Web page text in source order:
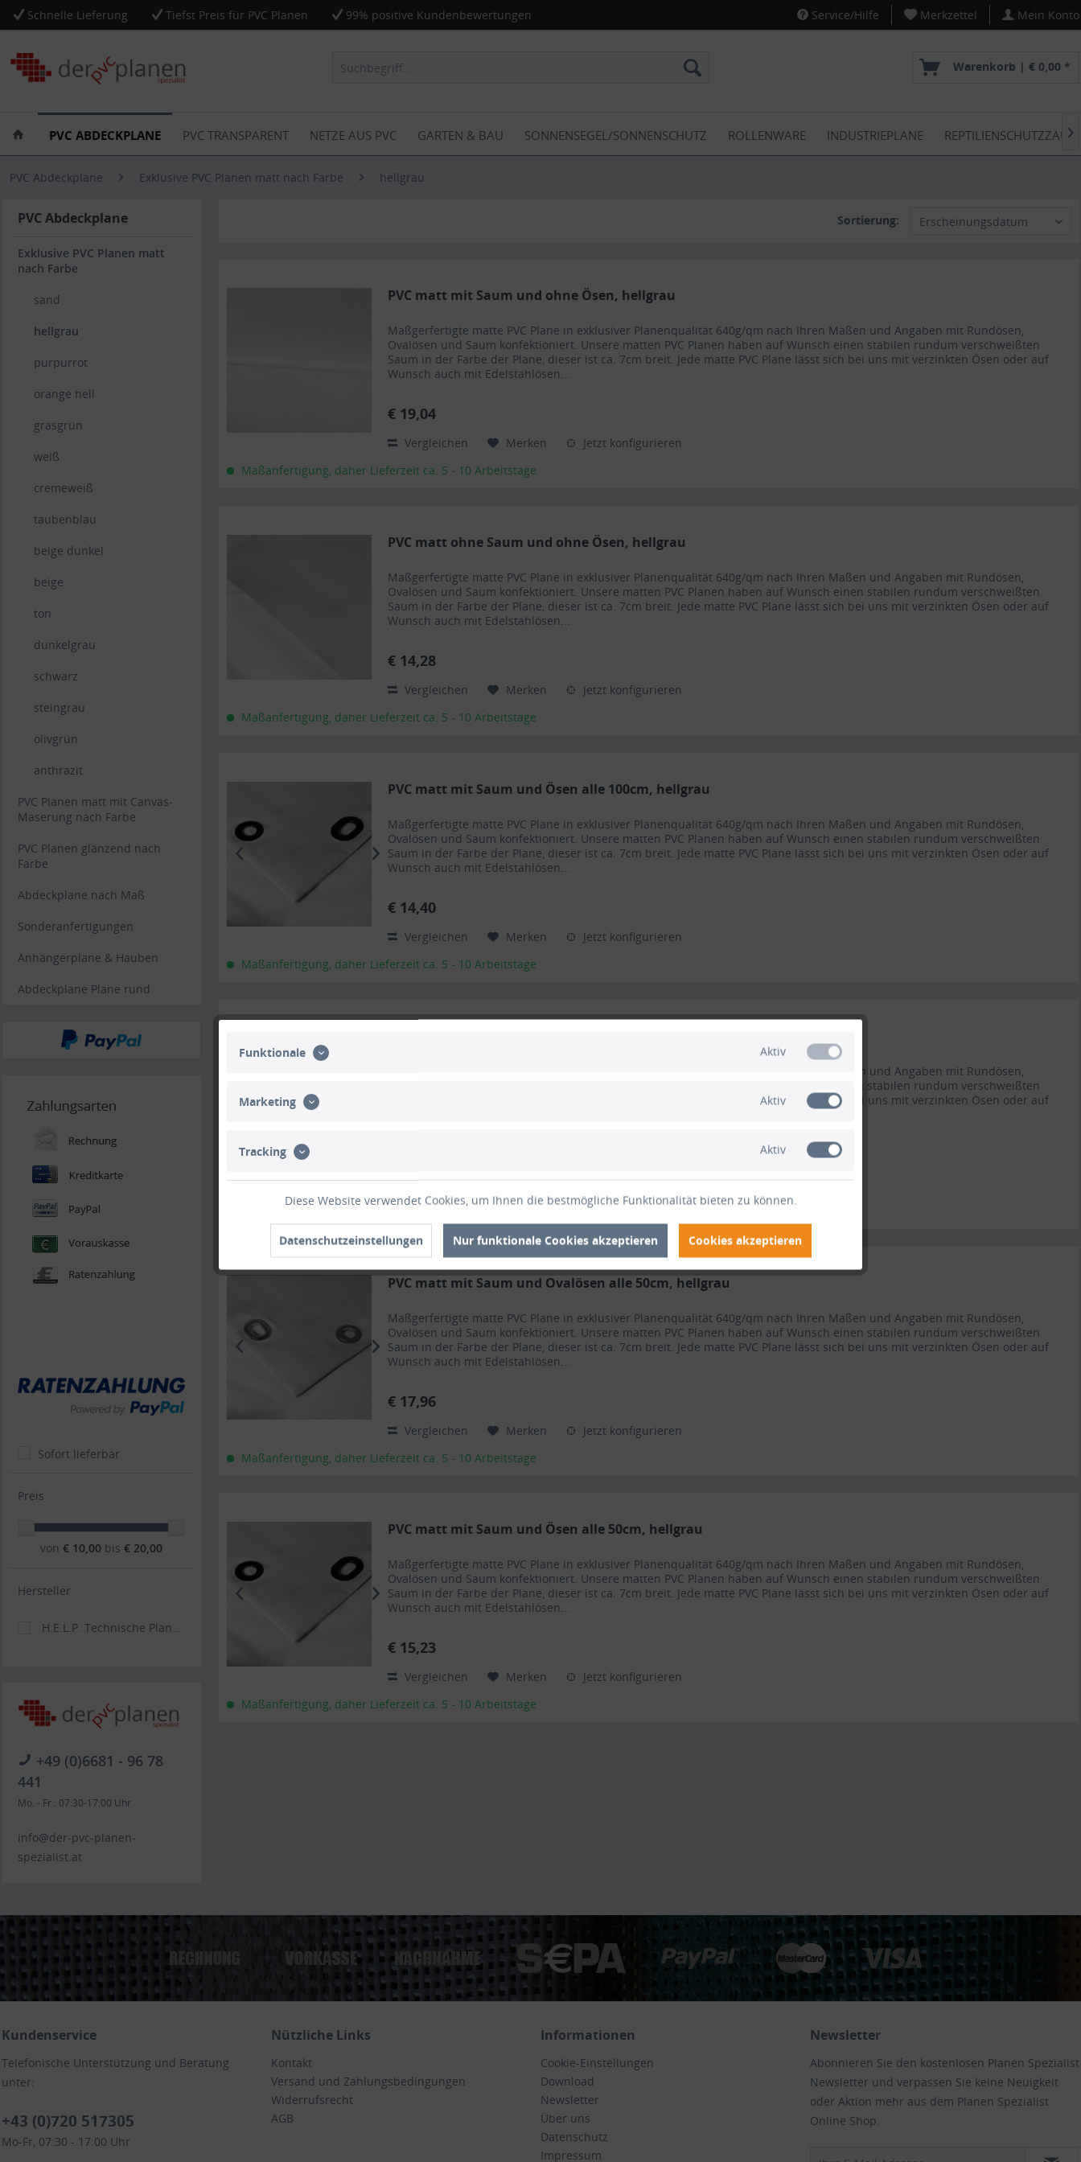
Schnelle Lieferung Tiefst Preis für PVC Planen 99% positive Kundenbewertungen Service/Hilfe Merkzettel Mein Konto
Warenkorb | € 0,00 *
PVC ABDECKPLANE PVC TRANSPARENT NETZE AUS PVC GARTEN & BAU SONNENSEGEL/SONNENSCHUTZ ROLLENWARE INDUSTRIEPLANE 
PVC Abdeckplane Exklusive PVC Planen matt nach Farbe hellgrau
PVC Abdeckplane
Exklusive PVC Planen matt
nach Farbe
sand
hellgrau
purpurrot
orange hell
grasgrün
weiß
cremeweiß
taubenblau
beige dunkel
beige
ton
dunkelgrau
schwarz
steingrau
olivgrün
anthrazit
PVC Planen matt mit Canvas-
Maserung nach Farbe
PVC Planen glänzend nach
Farbe
Abdeckplane nach Maß
Sonderanfertigungen
Anhängerplane & Hauben
Abdeckplane Plane rund
Sofort lieferbar
Preis
von € 10,00 bis € 20,00
Hersteller
+49 (0)6681 - 96 78
441
Mo. - Fr.: 07:30-17:00 Uhr
info@der-pvc-planen-
spezialist.at
Sortierung: Erscheinungsdatum
PVC matt mit Saum und ohne Ösen, hellgrau
Maßgerfertigte matte PVC Plane in exklusiver Planenqualität 640g/qm nach Ihren Maßen und Angaben mit Rundösen,
Ovalösen und Saum konfektioniert. Unsere matten PVC Planen haben auf Wunsch einen stabilen rundum verschweißten
Saum in der Farbe der Plane, dieser ist ca. 7cm breit. Jede matte PVC Plane lässt sich bei uns mit verzinkten Ösen oder auf
Wunsch auch mit Edelstahlösen...
€ 19,04
Vergleichen Merken
Jetzt konfigurieren
Maßanfertigung, daher Lieferzeit ca. 5 - 10 Arbeitstage
PVC matt ohne Saum und ohne Ösen, hellgrau
Maßgerfertigte matte PVC Plane in exklusiver Planenqualität 640g/qm nach Ihren Maßen und Angaben mit Rundösen,
Ovalösen und Saum konfektioniert. Unsere matten PVC Planen haben auf Wunsch einen stabilen rundum verschweißten
Saum in der Farbe der Plane, dieser ist ca. 7cm breit. Jede matte PVC Plane lässt sich bei uns mit verzinkten Ösen oder auf
Wunsch auch mit Edelstahlösen...
€ 14,28
Vergleichen Merken
Jetzt konfigurieren
Maßanfertigung, daher Lieferzeit ca. 5 - 10 Arbeitstage
PVC matt mit Saum und Ösen alle 100cm, hellgrau
Maßgerfertigte matte PVC Plane in exklusiver Planenqualität 640g/qm nach Ihren Maßen und Angaben mit Rundösen,
Ovalösen und Saum konfektioniert. Unsere matten PVC Planen haben auf Wunsch einen stabilen rundum verschweißten
Saum in der Farbe der Plane, dieser ist ca. 7cm breit. Jede matte PVC Plane lässt sich bei uns mit verzinkten Ösen oder auf
Wunsch auch mit Edelstahlösen...
€ 14,40
Vergleichen Merken
Jetzt konfigurieren
Maßanfertigung, daher Lieferzeit ca. 5 - 10 Arbeitstage
Maßgerfertigte matte PVC Plane in exklusiver Planenqualität 640g/qm nach Ihren Maßen und Angaben mit Rundösen,
Ovalösen und Saum konfektioniert. Unsere matten PVC Planen haben auf Wunsch einen stabilen rundum verschweißten
Saum in der Farbe der Plane, dieser ist ca. 7cm breit. Jede matte PVC Plane lässt sich bei uns mit verzinkten Ösen oder auf
Vergleichen
Maßanfertigung, daher Lieferzeit ca. 5 - 10 Arbeitstage
PVC matt mit Saum und Ovalösen alle 50cm, hellgrau
Maßgerfertigte matte PVC Plane in exklusiver Planenqualität 640g/qm nach Ihren Maßen und Angaben mit Rundösen,
Ovalösen und Saum konfektioniert. Unsere matten PVC Planen haben auf Wunsch einen stabilen rundum verschweißten
Saum in der Farbe der Plane, dieser ist ca. 7cm breit. Jede matte PVC Plane lässt sich bei uns mit verzinkten Ösen oder auf
Wunsch auch mit Edelstahlösen...
€ 17,96
Vergleichen Merken
Jetzt konfigurieren
Maßanfertigung, daher Lieferzeit ca. 5 - 10 Arbeitstage
PVC matt mit Saum und Ösen alle 50cm, hellgrau
Maßgerfertigte matte PVC Plane in exklusiver Planenqualität 640g/qm nach Ihren Maßen und Angaben mit Rundösen,
Ovalösen und Saum konfektioniert. Unsere matten PVC Planen haben auf Wunsch einen stabilen rundum verschweißten
Saum in der Farbe der Plane, dieser ist ca. 7cm breit. Jede matte PVC Plane lässt sich bei uns mit verzinkten Ösen oder auf
Wunsch auch mit Edelstahlösen...
€ 15,23
Vergleichen Merken
Jetzt konfigurieren
Maßanfertigung, daher Lieferzeit ca. 5 - 10 Arbeitstage
Kundenservice
Telefonische Unterstützung und Beratung
unter:
+43 (0)720 517305
Mo-Fr, 07:30 - 17:00 Uhr
Nützliche Links
Kontakt
Versand und Zahlungsbedingungen
Widerrufsrecht
AGB
Informationen
Cookie-Einstellungen
Download
Newsletter
Über uns
Datenschutz
Impressum
Newsletter
Abonnieren Sie den kostenlosen Planen Spezialist
Newsletter und verpassen Sie keine Neuigkeit
oder Aktion mehr aus dem Planen Spezialist
Online Shop.
Funktionale Aktiv
Marketing Aktiv
Tracking Aktiv
Diese Website verwendet Cookies, um Ihnen die bestmögliche Funktionalität bieten zu können.
Datenschutzeinstellungen Nur funktionale Cookies akzeptieren Cookies akzeptieren